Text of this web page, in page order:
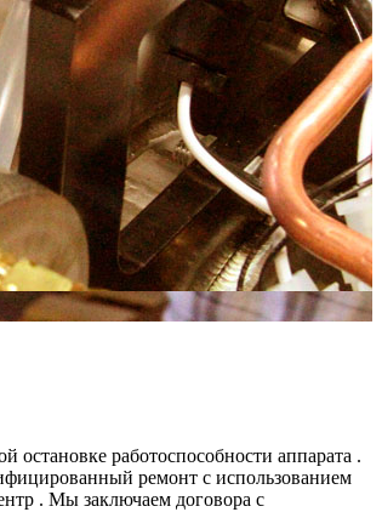
работоспособности аппарата .
ремонт с использованием
. Мы заключаем договора с